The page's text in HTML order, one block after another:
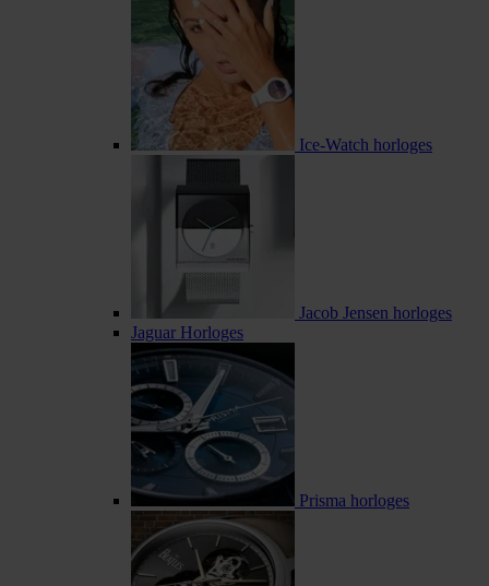
Ice-Watch horloges
Jacob Jensen horloges
Jaguar Horloges
Prisma horloges